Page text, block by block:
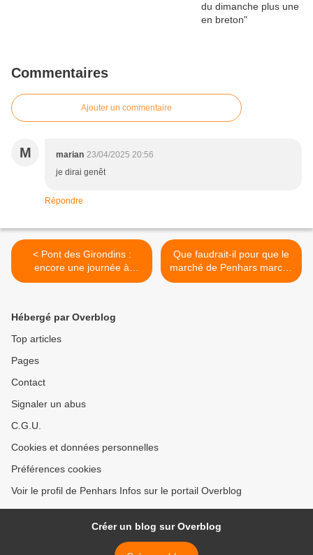
Commentaires
Ajouter un commentaire
M marian 23/04/2025 20:56
je dirai genêt
Répondre
< Pont des Girondins :
encore une journée à
circulation alternée
Que faudrait-il pour que le
marché de Penhars marche
... >
Hébergé par Overblog
Top articles
Pages
Contact
Signaler un abus
C.G.U.
Cookies et données personnelles
Préférences cookies
Voir le profil de Penhars Infos sur le portail Overblog
Créer un blog sur Overblog